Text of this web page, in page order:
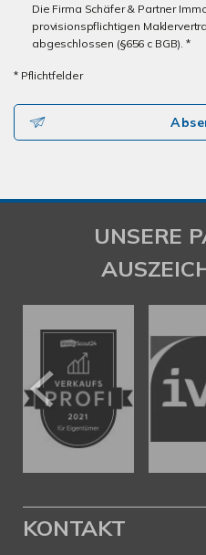
Die Firma Schäfer & Partner
provisionspflichtigen
abgeschlossen (§656 c BGB). *
* Pflichtfelder
UNSERE
KONTAKT